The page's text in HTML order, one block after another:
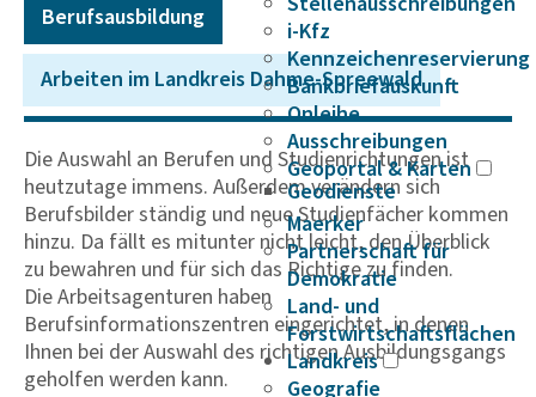
i-Kfz
Kennzeichenreservierung
Bankbriefauskunft
Onleihe
Ausschreibungen
Geoportal & Karten
Geodienste
Maerker
Partnerschaft für
Demokratie
Land- und
Forstwirtschaftsflächen
Landkreis
Geografie
Berufs­aus­bil­dung
Die Auswahl an Berufen und Studienrichtungen ist
heutzutage immens. Außerdem verändern sich
Berufsbilder ständig und neue Studienfächer kommen
hinzu. Da fällt es mitunter nicht leicht, den Überblick
zu bewahren und für sich das Richtige zu finden.
Die Arbeitsagenturen haben
Berufsinformationszentren eingerichtet, in denen
Ihnen bei der Auswahl des richtigen Ausbildungsgangs
geholfen werden kann.
Arbeiten im Land­kreis Dahme-Spree­wald